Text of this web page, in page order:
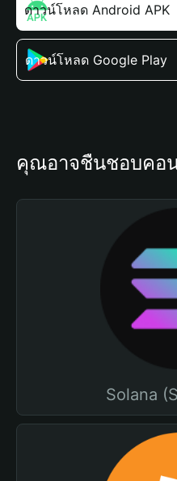
ดาวน์โหลด Android APK
ดาวน์โหลด Google Play
คุณอาจชื่นชอบคอ
Solana